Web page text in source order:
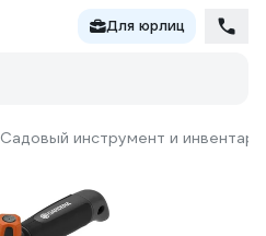
Для юрлиц
Садовый инструмент и инвентарь